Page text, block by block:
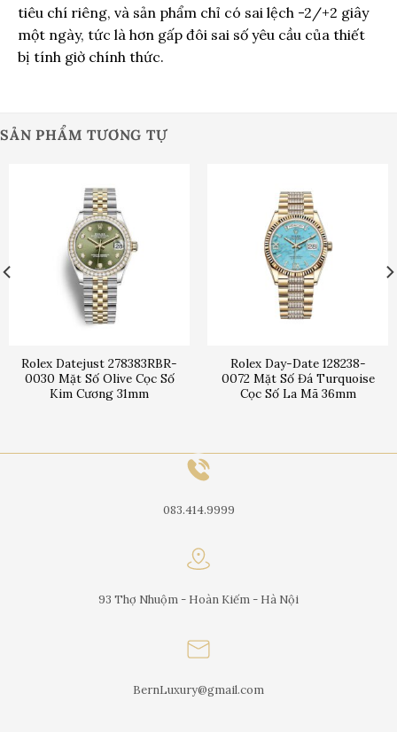
tiêu chí riêng, và sản phẩm chỉ có sai lệch -2/+2 giây
một ngày, tức là hơn gấp đôi sai số yêu cầu của thiết
bị tính giờ chính thức.
SẢN PHẨM TƯƠNG TỰ
Rolex Datejust 278383RBR-
0030 Mặt Số Olive Cọc Số
Kim Cương 31mm
Rolex Day-Date 128238-
0072 Mặt Số Đá Turquoise
Cọc Số La Mã 36mm
083.414.9999
93 Thợ Nhuộm - Hoàn Kiếm - Hà Nội
BernLuxury@gmail.com